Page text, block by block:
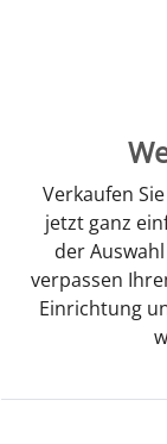
Verkaufen
jetzt ganz
der
verpassen
Einrichtung